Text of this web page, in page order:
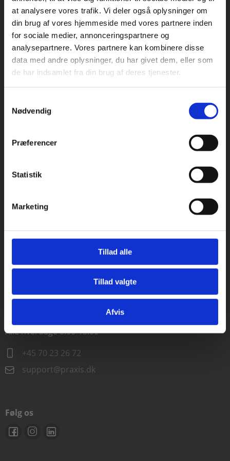
at analysere vores trafik. Vi deler også oplysninger om
din brug af vores hjemmeside med vores partnere inden
for sociale medier, annonceringspartnere og
analysepartnere. Vores partnere kan kombinere disse
data med andre oplysninger, du har givet dem, eller som
de har indsamlet fra din brug af deres tjenester.
Nødvendig
Præferencer
Statistik
Marketing
Tillad alle
Tillad valgte
Afvis
Praxis Forlag A/S
CVR 41280921
København
1120 København K
Kochsgade 31D
Rødekro
Kontakt kundeservice
+45 70 23 85 87
Kontakt teknisk support
Alle hverdage 8.00-15.00
+45 70 23 26 72
support@praxis.dk
Følg os
For privatkunder og
studerende. Du får
vist priser inkl.
For institutioner og
virksomheder. Du
får vist priser ekskl.
Gå til praxisOnline